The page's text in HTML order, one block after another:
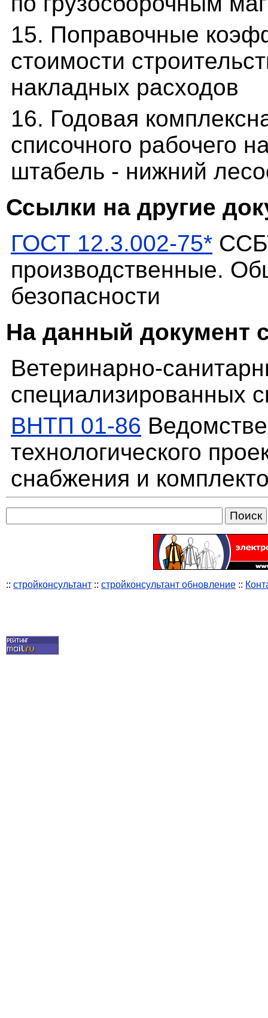
15. Поправочные
стоимости
накладных расходов
16. Годовая
списочного рабочего
штабель - нижний
Ссылки на другие
ГОСТ 12.3.002-75*
производственные.
безопасности
На данный документ
Ветеринарно-
специализированных
ВНТП 01-86
технологического
снабжения и
:: стройконсультант :: стройконсультант обновление ::